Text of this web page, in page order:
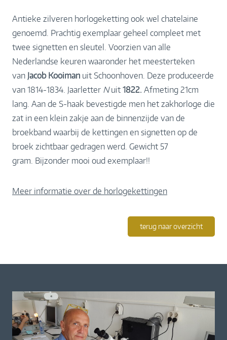
Antieke zilveren horlogeketting ook wel chatelaine
genoemd. Prachtig exemplaar geheel compleet met
twee signetten en sleutel. Voorzien van alle
Nederlandse keuren waaronder het meesterteken
van Jacob Kooiman uit Schoonhoven. Deze produceerde
van 1814-1834. Jaarletter Nuit 1822. Afmeting 21cm
lang. Aan de S-haak bevestigde men het zakhorloge die
zat in een klein zakje aan de binnenzijde van de
broekband waarbij de kettingen en signetten op de
broek zichtbaar gedragen werd. Gewicht 57
gram. Bijzonder mooi oud exemplaar!!
Meer informatie over de horlogekettingen
terug naar overzicht